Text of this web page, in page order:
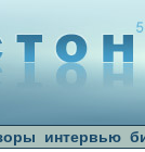
интервью